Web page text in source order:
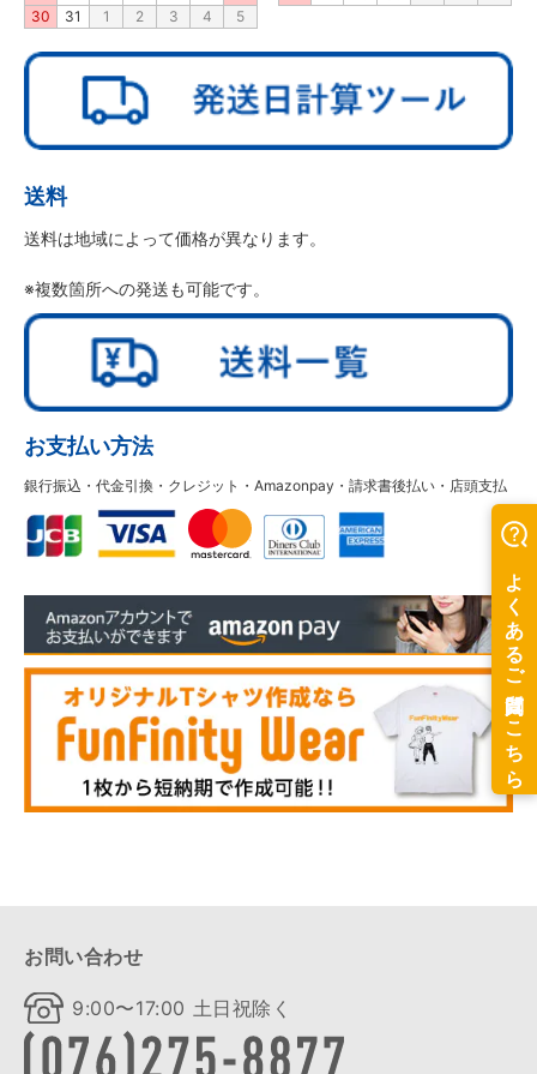
30
31 1 2 3 4 5
送料
送料は地域によって価格が異なります。
※複数箇所への発送も可能です。
お支払い方法
銀行振込・代金引換・クレジット・Amazonpay・請求書後払い・店頭支払
お問い合わせ
9:00〜17:00 土日祝除く